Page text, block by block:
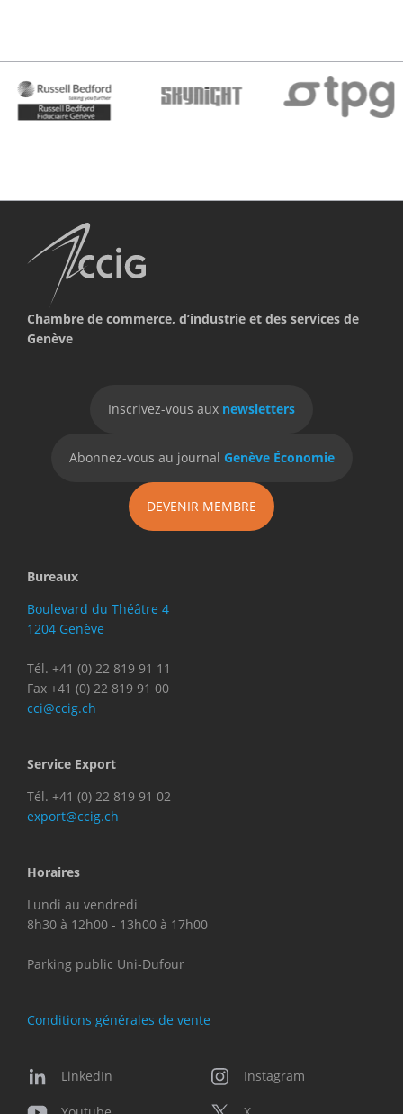
Chambre de commerce, d’industrie et des services de
Genève
Inscrivez-vous aux newsletters
Abonnez-vous au journal Genève Économie
DEVENIR MEMBRE
Bureaux
Boulevard du Théâtre 4
1204 Genève
Tél. +41 (0) 22 819 91 11
Fax +41 (0) 22 819 91 00
cci@ccig.ch
Service Export
Tél. +41 (0) 22 819 91 02
export@ccig.ch
Horaires
Lundi au vendredi
8h30 à 12h00 - 13h00 à 17h00
Parking public Uni-Dufour
Conditions générales de vente
LinkedIn Instagram